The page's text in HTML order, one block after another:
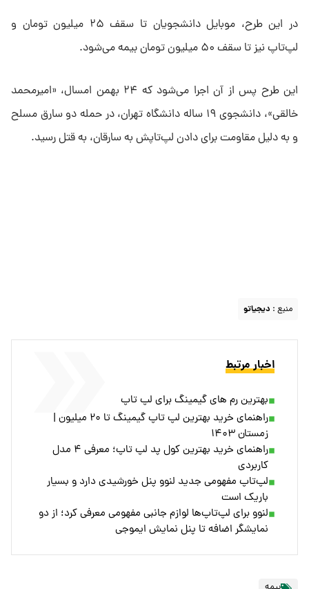
در این طرح، موبایل دانشجویان تا سقف ۲۵ میلیون تومان و
لپ‌تاپ نیز تا سقف ۵۰ میلیون تومان بیمه می‌شود.
این طرح پس از آن اجرا می‌شود که ۲۴ بهمن امسال، «امیرمحمد
خالقی»، دانشجوی ۱۹ ساله دانشگاه تهران، در حمله دو سارق مسلح
و به دلیل مقاومت برای دادن لپ‌تاپش به سارقان، به قتل رسید.
منبع : دیجیاتو
اخبار مرتبط
بهترین رم های گیمینگ برای لپ تاپ
راهنمای خرید بهترین لپ تاپ گیمینگ تا ۲۰ میلیون |
زمستان ۱۴۰۳
راهنمای خرید بهترین کول پد لپ تاپ؛‌ معرفی ۴ مدل
کاربردی
لپ‌تاپ مفهومی جدید لنوو پنل خورشیدی دارد و بسیار
باریک است
لنوو برای لپ‌تاپ‌ها لوازم جانبی مفهومی معرفی کرد؛ از دو
نمایشگر اضافه تا پنل نمایش ایموجی